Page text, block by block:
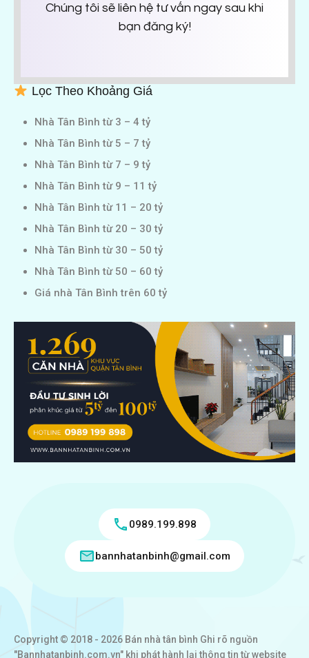
Chúng tôi sẽ liên hệ tư vấn ngay sau khi
bạn đăng ký!
Lọc Theo Khoảng Giá
Nhà Tân Bình từ 3 – 4 tỷ
Nhà Tân Bình từ 5 – 7 tỷ
Nhà Tân Bình từ 7 – 9 tỷ
Nhà Tân Bình từ 9 – 11 tỷ
Nhà Tân Bình từ 11 – 20 tỷ
Nhà Tân Bình từ 20 – 30 tỷ
Nhà Tân Bình từ 30 – 50 tỷ
Nhà Tân Bình từ 50 – 60 tỷ
Giá nhà Tân Bình trên 60 tỷ
0989.199.898
bannhatanbinh@gmail.com
Copyright © 2018 - 2026 Bán nhà tân bình Ghi rõ nguồn
"Bannhatanbinh.com.vn" khi phát hành lại thông tin từ website